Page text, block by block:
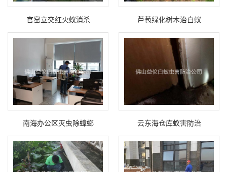
官窑立交红火蚁消杀 芦苞绿化树木治白蚁
南海办公区灭虫除蟑螂 云东海仓库蚁害防治